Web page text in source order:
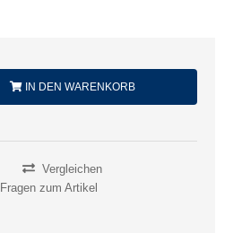
IN DEN WARENKORB
Vergleichen
Fragen zum Artikel